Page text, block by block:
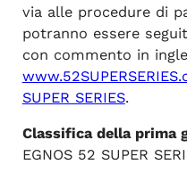
via alle procedure di
potranno essere
con commento in
SUPER SERIES.
Classifica della prima
EGNOS 52 SUPER